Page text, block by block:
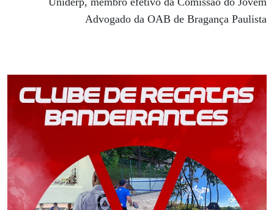
Advogado da OAB de Bragança Paulista